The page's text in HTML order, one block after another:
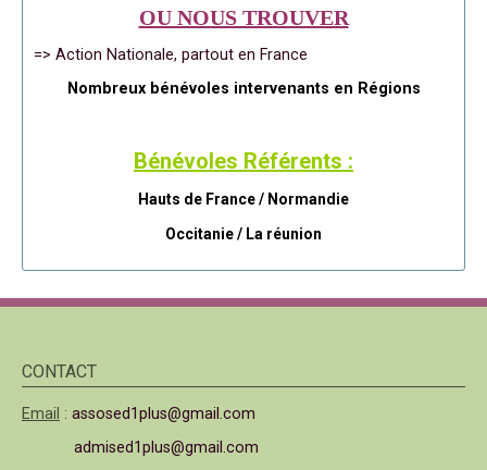
OU NOUS TROUVER
=> Action Nationale, partout en France
Nombreux bénévoles intervenants en Régions
Bénévoles Référents :
Hauts de France / Normandie
Occitanie / La réunion
CONTACT
Email : assosed1plus@gmail.com
admised1plus@gmail.com